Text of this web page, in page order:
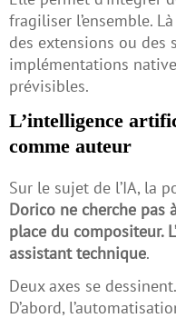
fragiliser l’ensemble.
des extensions ou des
implémentations
prévisibles.
L’intelligence
comme auteur
Sur le sujet de l’IA, la
Dorico ne cherche pas
place du compositeur.
assistant technique.
Deux axes se dessinent.
D’abord,